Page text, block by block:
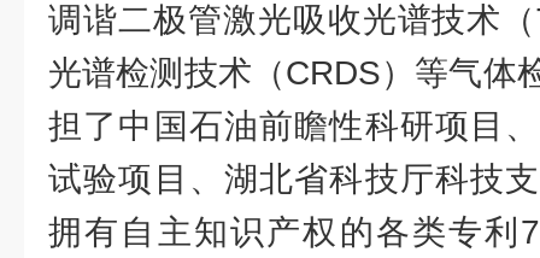
调谐二极管激光吸收光谱技术
光谱检测技术（CRDS）等气体
担了中国石油前瞻性科研项目
试验项目、湖北省科技厅科技
拥有自主知识产权的各类专利